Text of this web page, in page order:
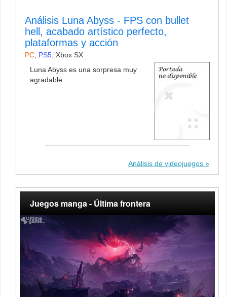
Análisis Luna Abyss - FPS con bullet
hell, acabado artístico perfecto,
plataformas y acción
PC PS5 Xbox SX
Luna Abyss es una sorpresa muy
agradable...
Análisis de videojuegos
Juegos manga - Última frontera